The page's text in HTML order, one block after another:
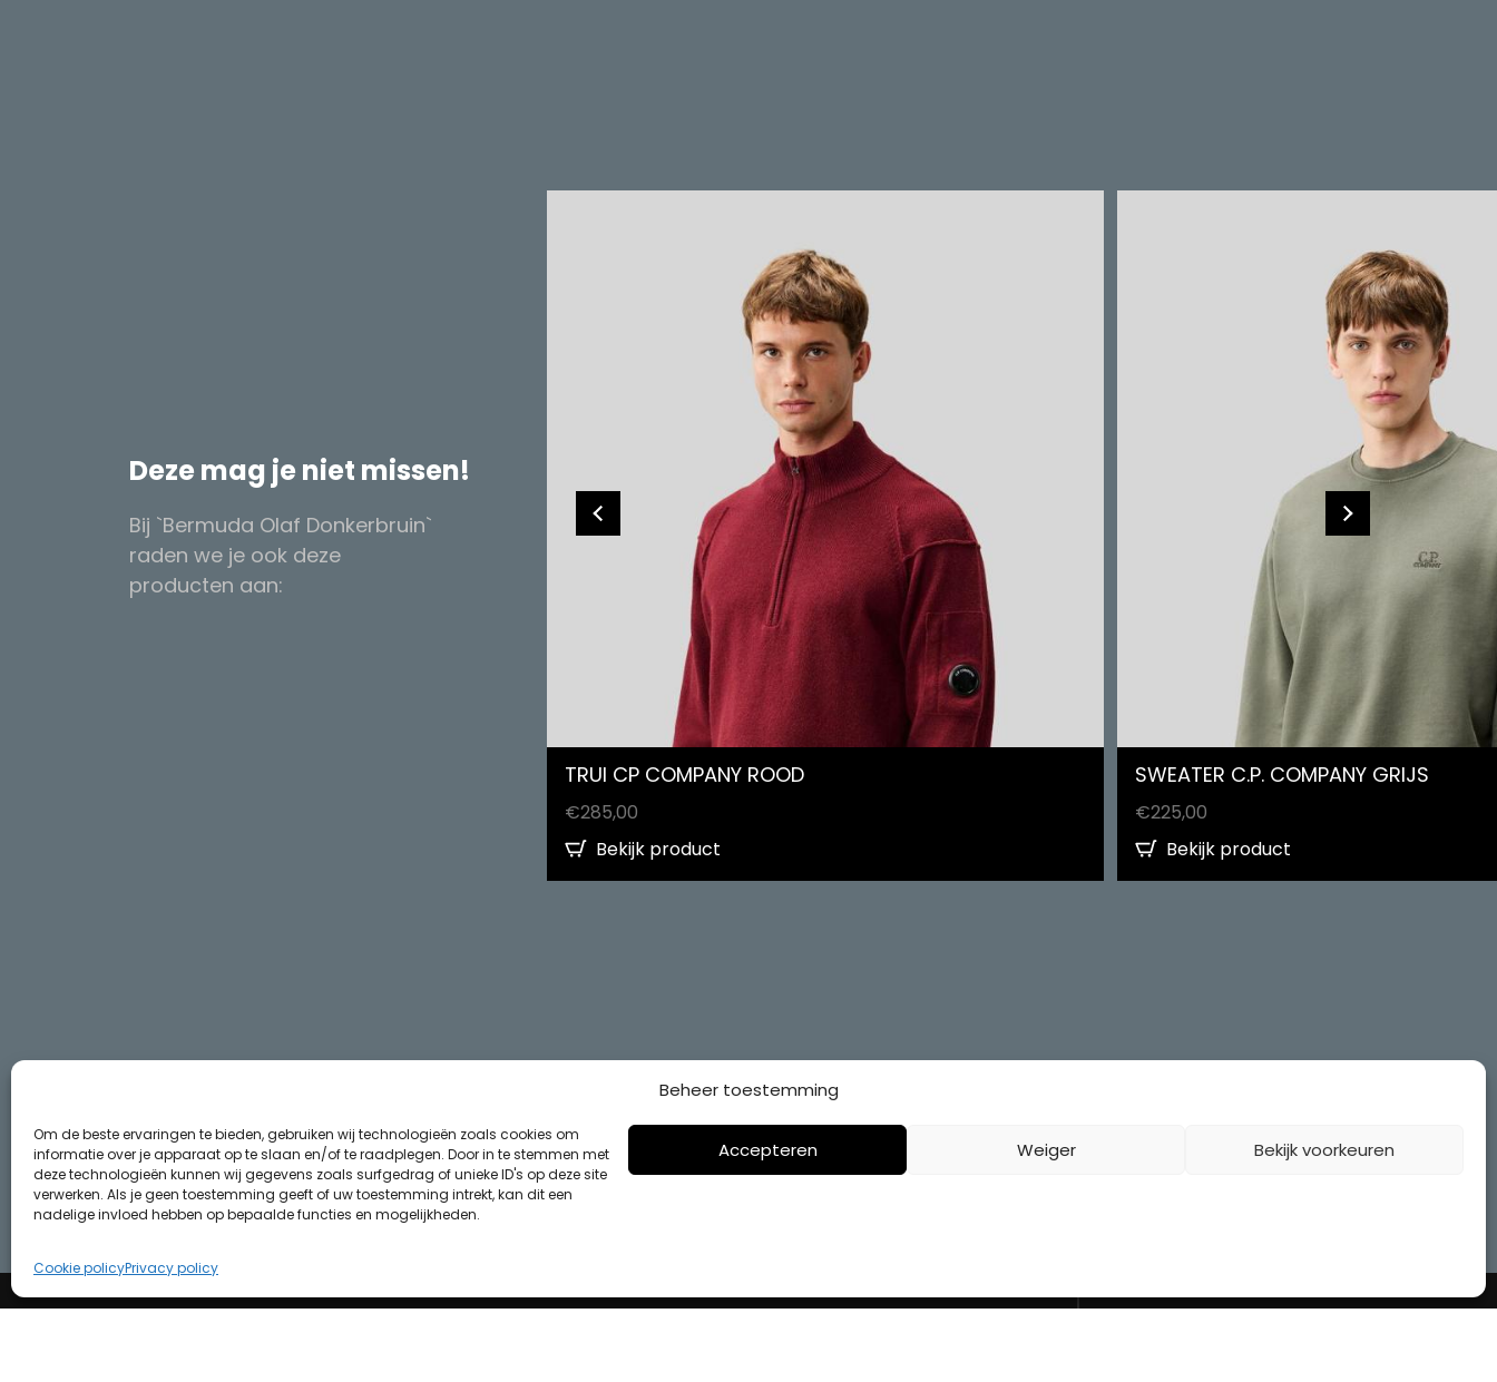
Beheer toestemming
Om de beste ervaringen te bieden, gebruiken wij technologieën zoals cookies om
informatie over je apparaat op te slaan en/of te raadplegen. Door in te stemmen met
deze technologieën kunnen wij gegevens zoals surfgedrag of unieke ID's op deze site
verwerken. Als je geen toestemming geeft of uw toestemming intrekt, kan dit een
nadelige invloed hebben op bepaalde functies en mogelijkheden.
Accepteren Weiger Bekijk voorkeuren
Cookie policyPrivacy policy
Deze mag je niet missen!
Bij `Bermuda Olaf Donkerbruin`
raden we je ook deze
producten aan:
TRUI CP COMPANY ROOD
€285,00
Bekijk product
SWEATER C.P. COMPANY GRIJS
€225,00
Bekijk product